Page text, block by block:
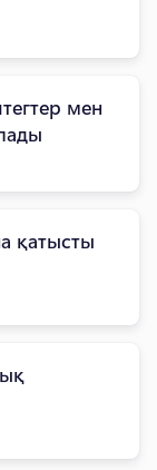
мен
қатысты